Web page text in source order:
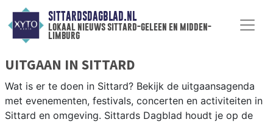
SITTARDSDAGBLAD.NL
lokaal nieuws sittard-geleen en midden-
limburg
UITGAAN IN SITTARD
Wat is er te doen in Sittard? Bekijk de uitgaansagenda
met evenementen, festivals, concerten en activiteiten in
Sittard en omgeving. Sittards Dagblad houdt je op de